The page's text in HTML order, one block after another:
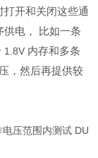
开和关闭这些通
供电， 比如一条
1.8V 内存和多条
，然后再提供较
压范围内测试DU